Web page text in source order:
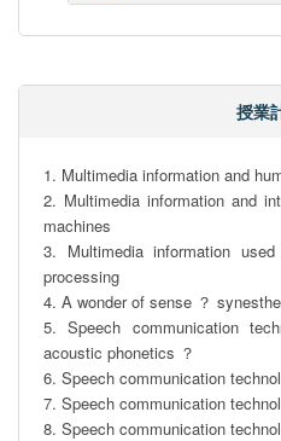
授業
1. Multimedia information and
2. Multimedia information and
machines
3. Multimedia information
processing
4. A wonder of sense ？
5. Speech communication
acoustic phonetics ？
6. Speech communication
7. Speech communication
8. Speech communication